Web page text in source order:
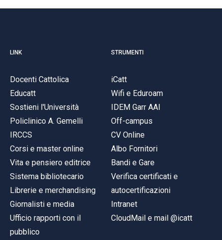
LINK
Docenti Cattolica
Educatt
Sostieni l'Università
Policlinico A. Gemelli
IRCCS
Corsi e master online
Vita e pensiero editrice
Sistema bibliotecario
Librerie e merchandising
Giornalisti e media
Ufficio rapporti con il
pubblico
STRUMENTI
iCatt
Wifi e Eduroam
IDEM Garr AAI
Off-campus
CV Online
Albo Fornitori
Bandi e Gare
Verifica certificati e
autocertificazioni
Intranet
CloudMail e mail @icatt